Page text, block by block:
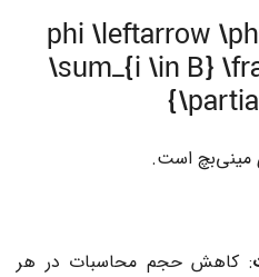
\phi \leftarrow
\sum_{i \in B}
مینی‌بچ است.
: کاهش حجم محاسبات در هر